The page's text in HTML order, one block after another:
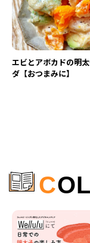
エビとアボカドの明
ダ【おつまみに】
C